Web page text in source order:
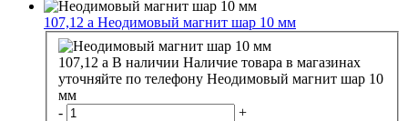
107,12 a Неодимовый магнит шар 10 мм
107,12 a В наличии Наличие товара в магазинах
уточняйте по телефону Неодимовый магнит шар 10
мм
-
+